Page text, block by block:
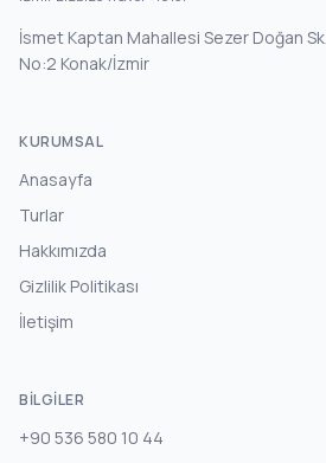
İsmet Kaptan Mahallesi Sezer Doğan Sk.
No:2 Konak/İzmir
KURUMSAL
Anasayfa
Turlar
Hakkımızda
Gizlilik Politikası
İletişim
BILGILER
+90 536 580 10 44